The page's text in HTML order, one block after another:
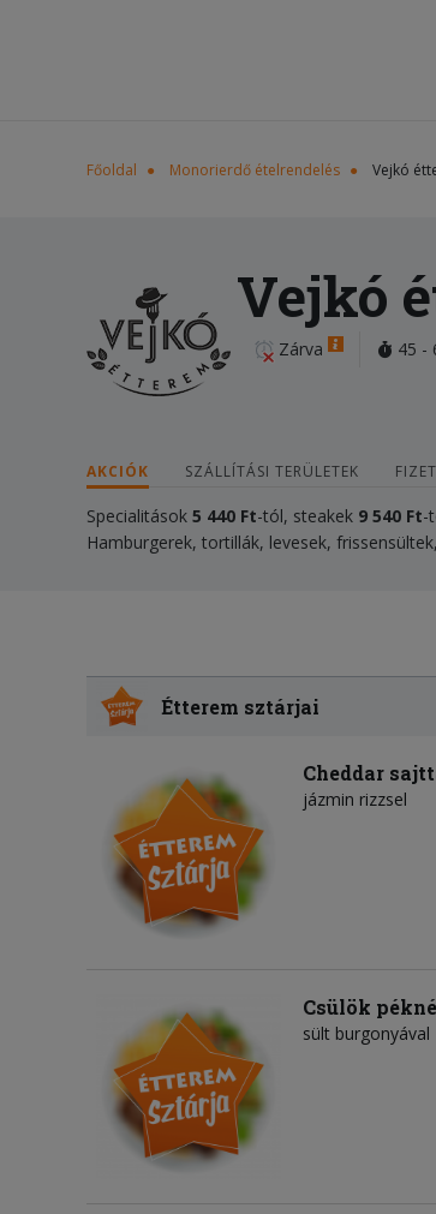
Főoldal Monorierdő ételrendelés Vejkó
Vejkó
Zárva 45 -
AKCIÓK SZÁLLÍTÁSI TERÜLETEK
Specialitások 5 440 Ft-tól, steakek 9 540 Ft-
Hamburgerek, tortillák, levesek,
Étterem sztárjai
Cheddar
jázmin rizzsel
Csülök
sült burgonyával